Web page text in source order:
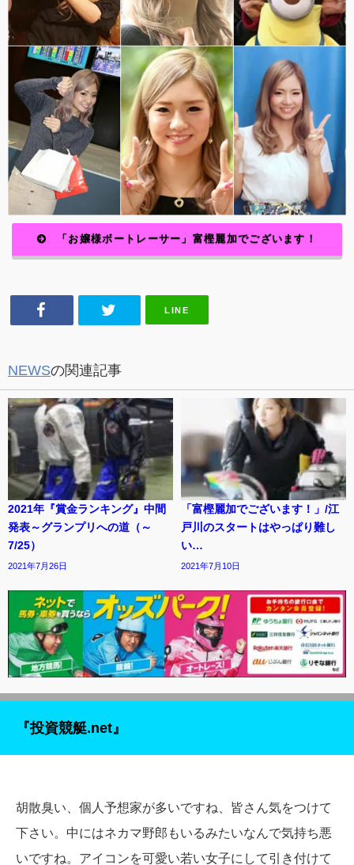
「お嬢様ボートレーサー」 富樫麗加でございます！
LINE
NEWSの関連記事
2021年『賞金ランキング』中間
発表～グランプリへの道（～
7/25）
2021年7月26日
「富樫麗加でございます！」/江
戸川のスタートはやっぱり難し
い…
2021年7月10日
『投資競艇.net』
胡散臭い、個人予想家が多いですね、皆さん気をつけて
下さい。中にはネカマ野郎もいるみたいなんで気持ち悪
いですね。アイコンを可愛い若い女子にして引き付けて